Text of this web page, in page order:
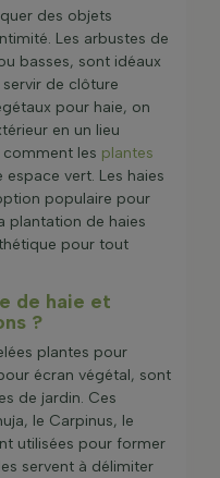
de compost au
des nutriments aux
les racines à
pour réduire les
empêcher la
d'espacement de
peu
avec un engrais
soient bien
chauds mois d'été.
et le bois mort à la
des objets
Les arbustes de
basses, sont idéaux
de clôture
pour haie, on
en un lieu
comment les plantes
vert. Les haies
populaire pour
plantation de haies
pour tout
de haie et
?
plantes pour
écran végétal, sont
de jardin. Ces
le Carpinus, le
utilisées pour former
servent à délimiter